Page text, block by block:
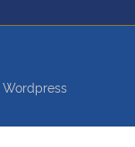
Wordpress